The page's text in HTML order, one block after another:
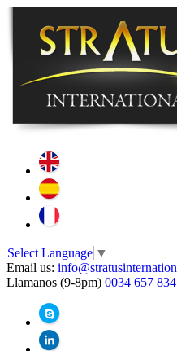
Select Language ▼
Email us:
Llamanos (9-8pm) 0034 657